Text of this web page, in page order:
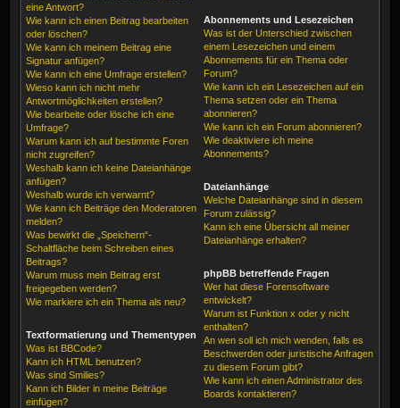
eine Antwort?
Wie kann ich einen Beitrag bearbeiten
oder löschen?
Wie kann ich meinem Beitrag eine
Signatur anfügen?
Wie kann ich eine Umfrage erstellen?
Wieso kann ich nicht mehr
Antwortmöglichkeiten erstellen?
Wie bearbeite oder lösche ich eine
Umfrage?
Warum kann ich auf bestimmte Foren
nicht zugreifen?
Weshalb kann ich keine Dateianhänge
anfügen?
Weshalb wurde ich verwarnt?
Wie kann ich Beiträge den Moderatoren
melden?
Was bewirkt die „Speichern“-
Schaltfläche beim Schreiben eines
Beitrags?
Warum muss mein Beitrag erst
freigegeben werden?
Wie markiere ich ein Thema als neu?
Textformatierung und Thementypen
Was ist BBCode?
Kann ich HTML benutzen?
Was sind Smilies?
Kann ich Bilder in meine Beiträge
einfügen?
Abonnements und Lesezeichen
Was ist der Unterschied zwischen
einem Lesezeichen und einem
Abonnements für ein Thema oder
Forum?
Wie kann ich ein Lesezeichen auf ein
Thema setzen oder ein Thema
abonnieren?
Wie kann ich ein Forum abonnieren?
Wie deaktiviere ich meine
Abonnements?
Dateianhänge
Welche Dateianhänge sind in diesem
Forum zulässig?
Kann ich eine Übersicht all meiner
Dateianhänge erhalten?
phpBB betreffende Fragen
Wer hat diese Forensoftware
entwickelt?
Warum ist Funktion x oder y nicht
enthalten?
An wen soll ich mich wenden, falls es
Beschwerden oder juristische Anfragen
zu diesem Forum gibt?
Wie kann ich einen Administrator des
Boards kontaktieren?